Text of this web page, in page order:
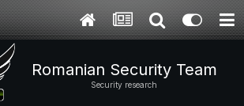
Romanian Security Team
Security research